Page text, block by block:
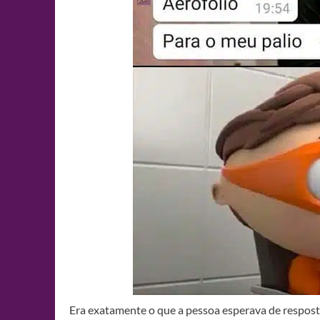
Era exatamente o que a pessoa esperava de